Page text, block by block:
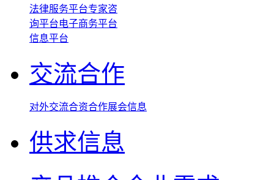
法律服务平台专家咨
询平台电子商务平台
信息平台
交流合作
对外交流合资合作展会信息
供求信息